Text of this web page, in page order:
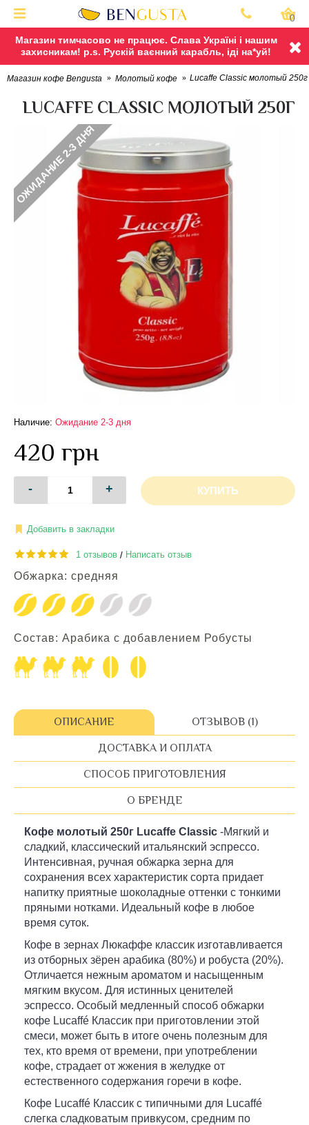
Магазин тимчасово не працює. Слава Україні і нашим
захисникам! p.s. Рускій ваєнний карабль, іді на*уй!
0
Магазин кофе Bengusta Молотый кофе Lucaffe Classic молотый 250г
LUCAFFE CLASSIC МОЛОТЫЙ 250Г
ОЖИДАНИЕ 2-3 ДНЯ
Наличие: Ожидание 2-3 дня
420 грн
- + КУПИТЬ
Добавить в закладки
1 отзывов / Написать отзыв
Обжарка: средняя
Состав: Арабика с добавлением Робусты
ОПИСАНИЕ ОТЗЫВОВ (1)
ДОСТАВКА И ОПЛАТА
СПОСОБ ПРИГОТОВЛЕНИЯ
О БРЕНДЕ
Кофе молотый 250г Lucaffe Classic -Мягкий и
сладкий, классический итальянский эспрессо.
Интенсивная, ручная обжарка зерна для
сохранения всех характеристик сорта придает
напитку приятные шоколадные оттенки с тонкими
пряными нотками. Идеальный кофе в любое
время суток.
Кофе в зернах Люкаффе классик изготавливается
из отборных зёрен арабика (80%) и робуста (20%).
Отличается нежным ароматом и насыщенным
мягким вкусом. Для истинных ценителей
эспрессо. Особый медленный способ обжарки
кофе Lucaffé Классик при приготовлении этой
смеси, может быть в итоге очень полезным для
тех, кто время от времени, при употреблении
кофе, страдает от жжения в желудке от
естественного содержания горечи в кофе.
Кофе Lucaffé Классик с типичными для Lucaffé
слегка сладковатым привкусом, средним по